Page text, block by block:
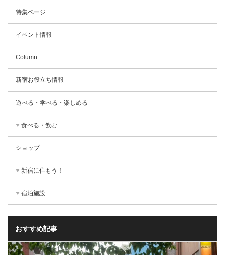
特集ページ
イベント情報
Column
新宿お役立ち情報
遊べる・学べる・楽しめる
食べる・飲む
ショップ
新宿に住もう！
宿泊施設
おすすめ記事